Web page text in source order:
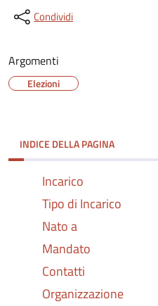
Condividi
Argomenti
Elezioni
INDICE DELLA PAGINA
Incarico
Tipo di Incarico
Nato a
Mandato
Contatti
Organizzazione